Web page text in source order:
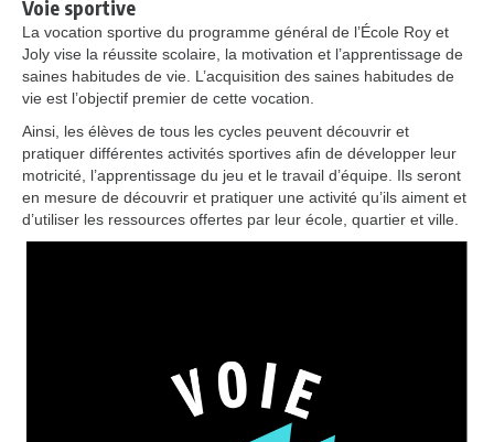
Voie sportive
La vocation sportive du programme général de l’École Roy et
Joly vise la réussite scolaire, la motivation et l’apprentissage de
saines habitudes de vie. L’acquisition des saines habitudes de
vie est l’objectif premier de cette vocation.
Ainsi, les élèves de tous les cycles peuvent découvrir et
pratiquer différentes activités sportives afin de développer leur
motricité, l’apprentissage du jeu et le travail d’équipe. Ils seront
en mesure de découvrir et pratiquer une activité qu’ils aiment et
d’utiliser les ressources offertes par leur école, quartier et ville.